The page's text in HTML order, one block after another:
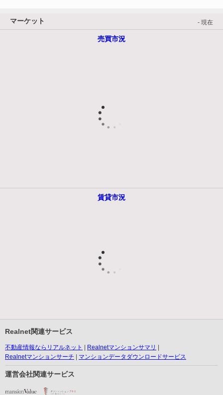
マーケット - 現在
売買市況
賃貸市況
Realnet関連サービス
不動産情報ならリアルネット
Realnetマンションサマリ
Realnetマンションサーチ
マンションデータダウンロードサービス
運営会社関連サービス